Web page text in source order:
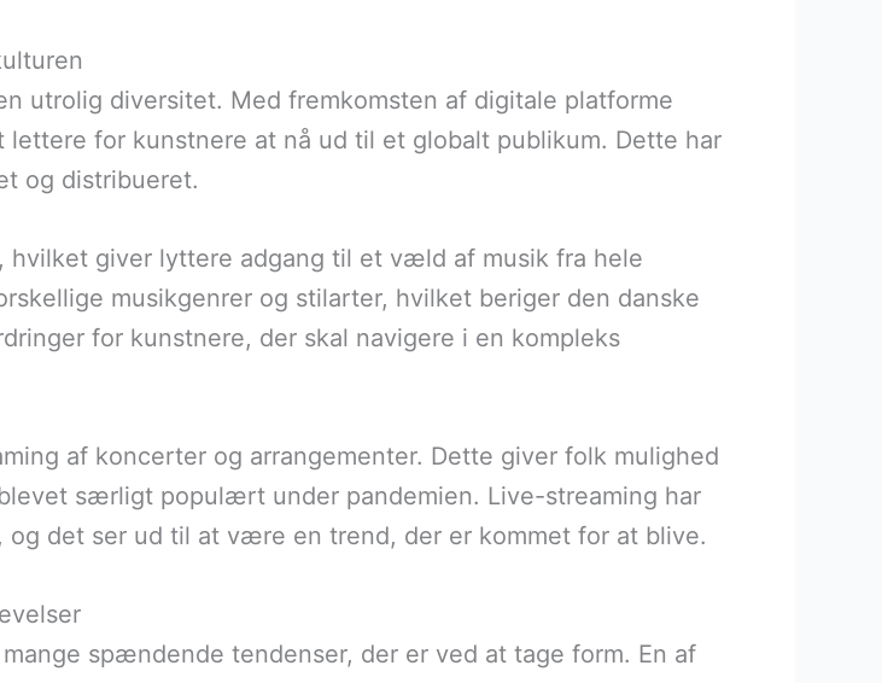
utrolig diversitet. Med fremkomsten af digitale platforme
for kunstnere at nå ud til et globalt publikum. Dette har
og distribueret.
hvilket giver lyttere adgang til et væld af musik fra hele
musikgenrer og stilarter, hvilket beriger den danske
for kunstnere, der skal navigere i en kompleks
af koncerter og arrangementer. Dette giver folk mulighed
særligt populært under pandemien. Live-streaming har
det ser ud til at være en trend, der er kommet for at blive.
spændende tendenser, der er ved at tage form. En af